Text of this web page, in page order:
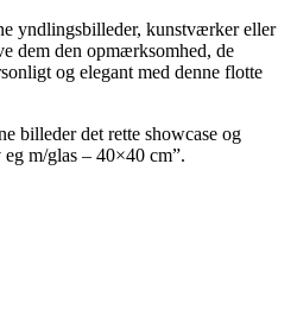
yndlingsbilleder, kunstværker eller
dem den opmærksomhed, de
og elegant med denne flotte
billeder det rette showcase og
m/glas – 40×40 cm”.